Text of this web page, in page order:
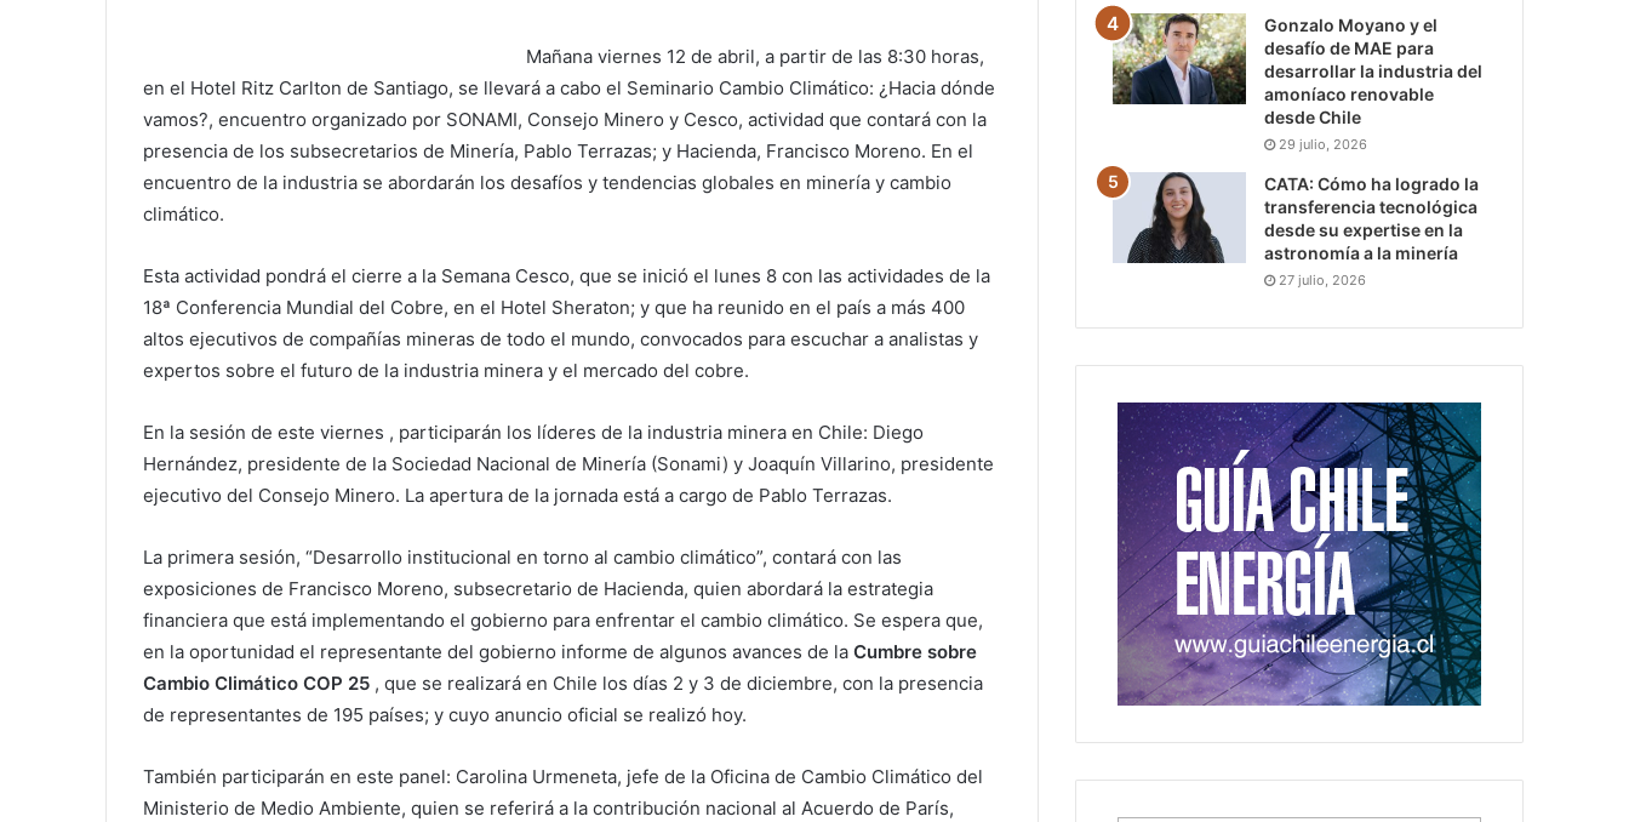
Mañana viernes 12 de abril, a partir de las 8:30 horas,
en el Hotel Ritz Carlton de Santiago, se llevará a cabo el Seminario Cambio Climático: ¿Hacia dónde
vamos?, encuentro organizado por SONAMI, Consejo Minero y Cesco, actividad que contará con la
presencia de los subsecretarios de Minería, Pablo Terrazas; y Hacienda, Francisco Moreno. En el
encuentro de la industria se abordarán los desafíos y tendencias globales en minería y cambio
climático.
Esta actividad pondrá el cierre a la Semana Cesco, que se inició el lunes 8 con las actividades de la
18ª Conferencia Mundial del Cobre, en el Hotel Sheraton; y que ha reunido en el país a más 400
altos ejecutivos de compañías mineras de todo el mundo, convocados para escuchar a analistas y
expertos sobre el futuro de la industria minera y el mercado del cobre.
En la sesión de este viernes , participarán los líderes de la industria minera en Chile: Diego
Hernández, presidente de la Sociedad Nacional de Minería (Sonami) y Joaquín Villarino, presidente
ejecutivo del Consejo Minero. La apertura de la jornada está a cargo de Pablo Terrazas.
La primera sesión, “Desarrollo institucional en torno al cambio climático”, contará con las
exposiciones de Francisco Moreno, subsecretario de Hacienda, quien abordará la estrategia
financiera que está implementando el gobierno para enfrentar el cambio climático. Se espera que,
en la oportunidad el representante del gobierno informe de algunos avances de la Cumbre sobre
Cambio Climático COP 25 , que se realizará en Chile los días 2 y 3 de diciembre, con la presencia
de representantes de 195 países; y cuyo anuncio oficial se realizó hoy.
También participarán en este panel: Carolina Urmeneta, jefe de la Oficina de Cambio Climático del
Ministerio de Medio Ambiente, quien se referirá a la contribución nacional al Acuerdo de París,
Gonzalo Moyano y el
desafío de MAE para
desarrollar la industria del
amoníaco renovable
desde Chile
29 julio, 2026
CATA: Cómo ha logrado la
transferencia tecnológica
desde su expertise en la
astronomía a la minería
27 julio, 2026